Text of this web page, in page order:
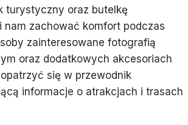
turystyczny oraz butelkę
zachować komfort podczas
zainteresowane fotografią
oraz dodatkowych akcesoriach
się w przewodnik
informacje o atrakcjach i trasach